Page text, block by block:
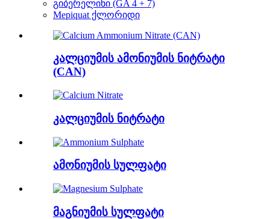
გიბერელინი (GA 4 + 7)
Mepiquat ქლორიდი
კალციუმის ამონიუმის ნიტრატი
(CAN)
კალციუმის ნიტრატი
ამონიუმის სულფატი
მაგნიუმის სულფატი